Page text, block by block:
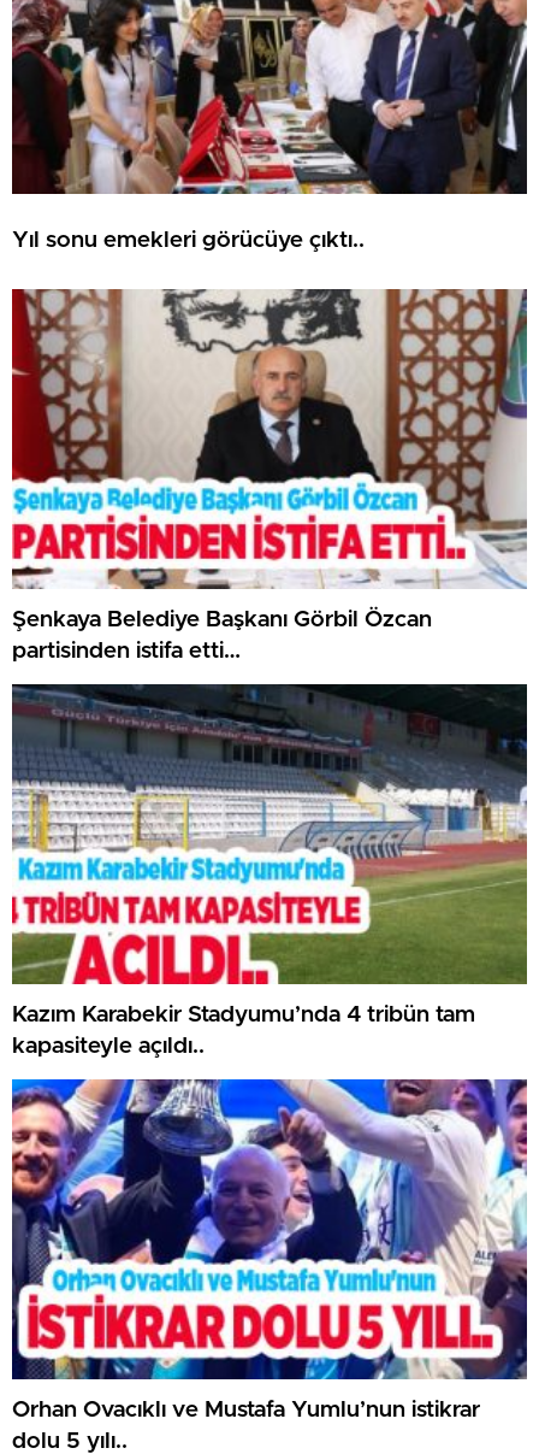
Yıl sonu emekleri görücüye çıktı..
Şenkaya Belediye Başkanı Görbil Özcan
partisinden istifa etti…
Kazım Karabekir Stadyumu’nda 4 tribün tam
kapasiteyle açıldı..
Orhan Ovacıklı ve Mustafa Yumlu’nun istikrar
dolu 5 yılı..